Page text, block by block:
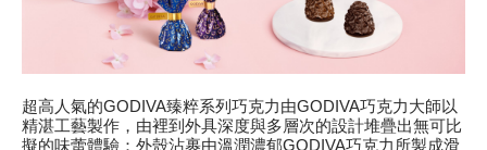
超高人氣的GODIVA臻粹系列巧克力由GODIVA巧克力大師以
精湛工藝製作，由裡到外具深度與多層次的設計堆疊出無可比